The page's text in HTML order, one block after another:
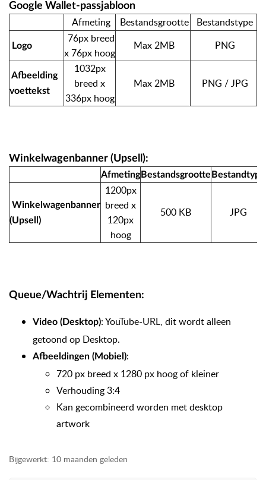
Google Wallet-passjabloon
Afmeting Bestandsgrootte Bestandstype
Logo
76px breed
x 76px hoog
Max 2MB PNG
Afbeelding
voettekst
1032px
breed x
336px hoog
Max 2MB PNG / JPG
Winkelwagenbanner (Upsell):
Afmeting Bestandsgrootte Bestandtype
Winkelwagenbanner
(Upsell)
1200px
breed x
120px
hoog
500 KB JPG
Queue/Wachtrij Elementen:
Video (Desktop): YouTube-URL, dit wordt alleen
getoond op Desktop.
Afbeeldingen (Mobiel):
720 px breed x 1280 px hoog of kleiner
Verhouding 3:4
Kan gecombineerd worden met desktop
artwork
Bijgewerkt: 10 maanden geleden